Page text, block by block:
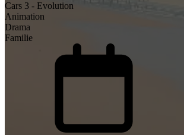
Cars 3 - Evolution
Animation
Drama
Familie